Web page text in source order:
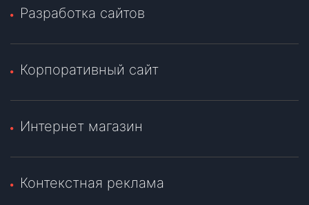
Разработка сайтов
Корпоративный сайт
Интернет магазин
Контекстная реклама